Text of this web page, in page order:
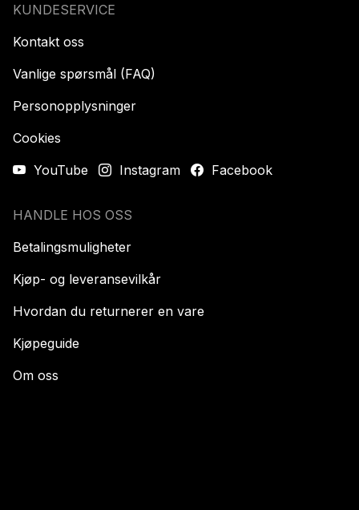
KUNDESERVICE
Kontakt oss
Vanlige spørsmål (FAQ)
Personopplysninger
Cookies
YouTube
Instagram Facebook
HANDLE HOS OSS
Betalingsmuligheter
Kjøp- og leveransevilkår
Hvordan du returnerer en vare
Kjøpeguide
Om oss